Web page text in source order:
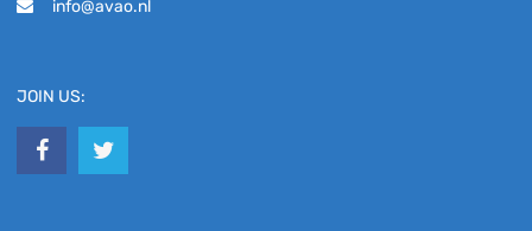
info@avao.nl
JOIN US: